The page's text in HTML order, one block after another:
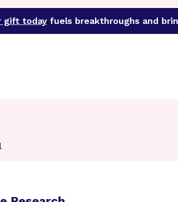
gift todayfuels breakthroughs and
premier funder of groundbreaking